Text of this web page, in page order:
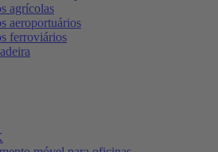
agrícolas
aeroportuários
ferroviários